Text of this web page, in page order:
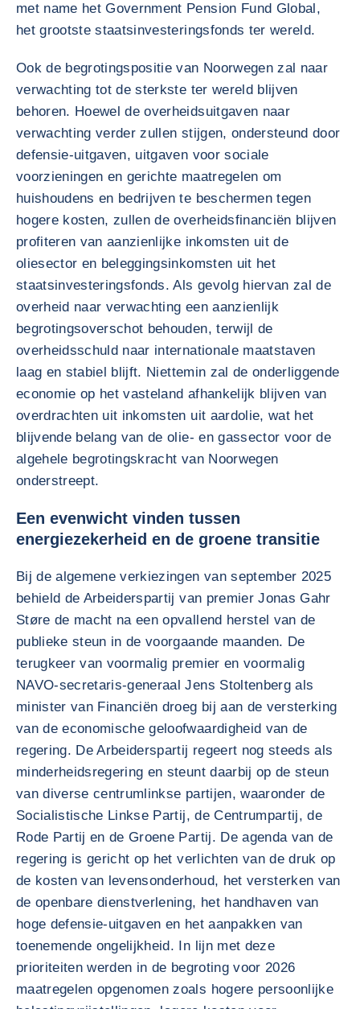
met name het Government Pension Fund Global,
het grootste staatsinvesteringsfonds ter wereld.
Ook de begrotingspositie van Noorwegen zal naar
verwachting tot de sterkste ter wereld blijven
behoren. Hoewel de overheidsuitgaven naar
verwachting verder zullen stijgen, ondersteund door
defensie-uitgaven, uitgaven voor sociale
voorzieningen en gerichte maatregelen om
huishoudens en bedrijven te beschermen tegen
hogere kosten, zullen de overheidsfinanciën blijven
profiteren van aanzienlijke inkomsten uit de
oliesector en beleggingsinkomsten uit het
staatsinvesteringsfonds. Als gevolg hiervan zal de
overheid naar verwachting een aanzienlijk
begrotingsoverschot behouden, terwijl de
overheidsschuld naar internationale maatstaven
laag en stabiel blijft. Niettemin zal de onderliggende
economie op het vasteland afhankelijk blijven van
overdrachten uit inkomsten uit aardolie, wat het
blijvende belang van de olie- en gassector voor de
algehele begrotingskracht van Noorwegen
onderstreept.
Een evenwicht vinden tussen
energiezekerheid en de groene transitie
Bij de algemene verkiezingen van september 2025
behield de Arbeiderspartij van premier Jonas Gahr
Støre de macht na een opvallend herstel van de
publieke steun in de voorgaande maanden. De
terugkeer van voormalig premier en voormalig
NAVO-secretaris-generaal Jens Stoltenberg als
minister van Financiën droeg bij aan de versterking
van de economische geloofwaardigheid van de
regering. De Arbeiderspartij regeert nog steeds als
minderheidsregering en steunt daarbij op de steun
van diverse centrumlinkse partijen, waaronder de
Socialistische Linkse Partij, de Centrumpartij, de
Rode Partij en de Groene Partij. De agenda van de
regering is gericht op het verlichten van de druk op
de kosten van levensonderhoud, het versterken van
de openbare dienstverlening, het handhaven van
hoge defensie-uitgaven en het aanpakken van
toenemende ongelijkheid. In lijn met deze
prioriteiten werden in de begroting voor 2026
maatregelen opgenomen zoals hogere persoonlijke